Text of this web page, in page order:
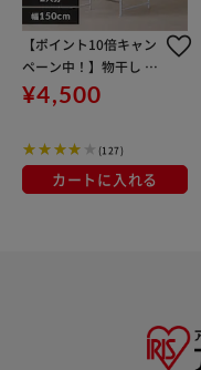
【ポイント10倍キャン
ペーン中！】物干し 室
内用 折りたたみ式 3連
OTM-150R ホワイト 一
¥4,500
(127)
カートに入れる